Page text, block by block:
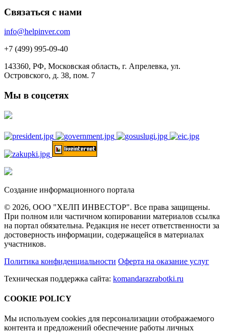
Связаться с нами
info@helpinver.com
+7 (499) 995-09-40
143360, РФ, Московская область, г. Апрелевка, ул.
Островского, д. 38, пом. 7
Мы в соцсетях
Создание информационного портала
© 2026, ООО "ХЕЛП ИНВЕСТОР". Все права защищены.
При полном или частичном копировании материалов ссылка
на портал обязательна. Редакция не несет ответственности за
достоверность информации, содержащейся в материалах
участников.
Политика конфиденциальности Оферта на оказание услуг
Техническая поддержка сайта: komandarazrabotki.ru
COOKIE POLICY
Мы используем cookies для персонализации отображаемого
контента и предложений обеспечение работы личных